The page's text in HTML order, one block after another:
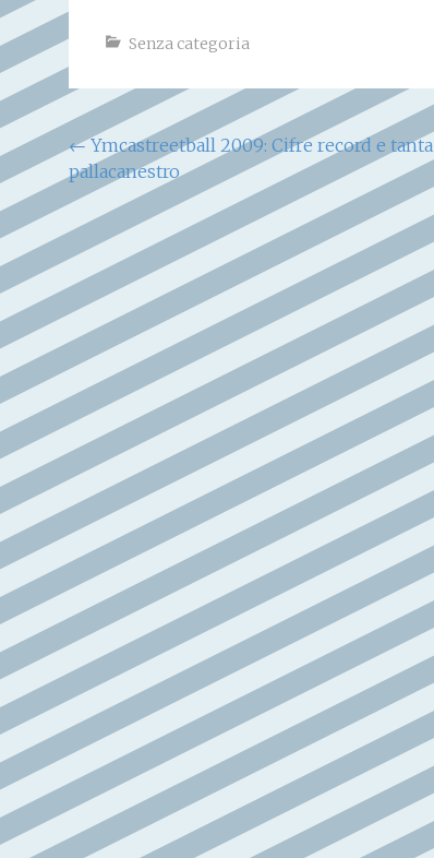
Senza categoria
Navigazione
articoli
←Ymcastreetball 2009: Cifre record e tanta
pallacanestro